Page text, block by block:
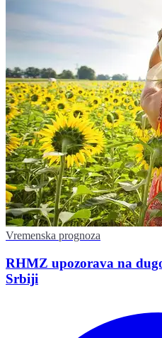
Vremenska prognoza
RHMZ upozorava na
Srbiji